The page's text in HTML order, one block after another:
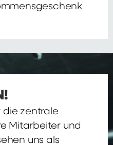
die zentrale
Mitarbeiter und
uns als